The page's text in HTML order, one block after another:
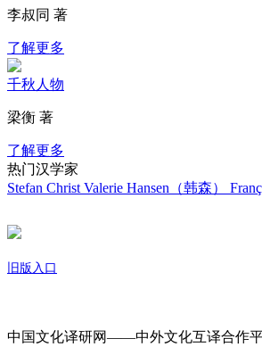
李叔同 著
了解更多
千秋人物
梁衡 著
了解更多
热门汉学家
Stefan Christ Valerie Hansen（韩森）
旧版入口
中国文化译研网——中外文化互译合作